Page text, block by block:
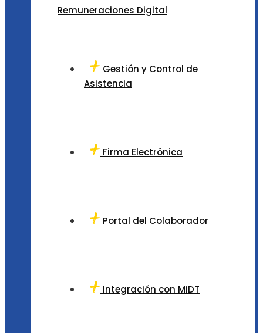
Remuneraciones Digital
Gestión y Control de
Asistencia
Firma Electrónica
Portal del Colaborador
Integración con MiDT